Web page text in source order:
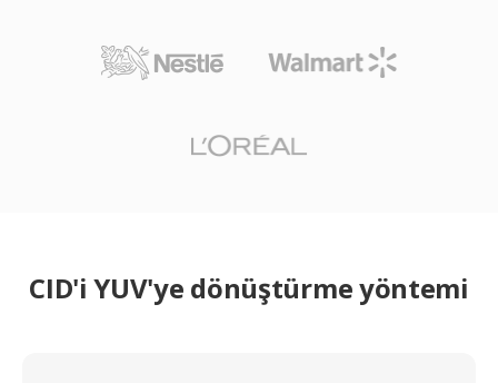
CID'i YUV'ye dönüştürme yöntemi